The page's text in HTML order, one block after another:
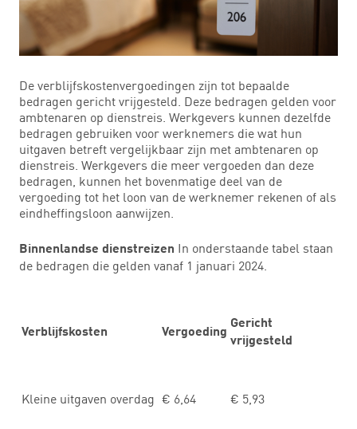
De verblijfskostenvergoedingen zijn tot bepaalde
bedragen gericht vrijgesteld. Deze bedragen gelden voor
ambtenaren op dienstreis. Werkgevers kunnen dezelfde
bedragen gebruiken voor werknemers die wat hun
uitgaven betreft vergelijkbaar zijn met ambtenaren op
dienstreis. Werkgevers die meer vergoeden dan deze
bedragen, kunnen het bovenmatige deel van de
vergoeding tot het loon van de werknemer rekenen of als
eindheffingsloon aanwijzen.
Binnenlandse dienstreizen In onderstaande tabel staan
de bedragen die gelden vanaf 1 januari 2024.
Verblijfskosten Vergoeding
Gericht
vrijgesteld
Kleine uitgaven overdag € 6,64 € 5,93